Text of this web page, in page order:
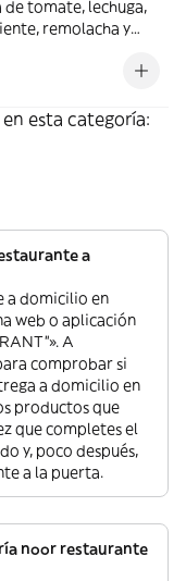
tomate, lechuga,
remolacha y
esta categoría:
a
a domicilio en
web o aplicación
A
comprobar si
a domicilio en
productos que
que completes el
y, poco después,
a la puerta.
noor restaurante